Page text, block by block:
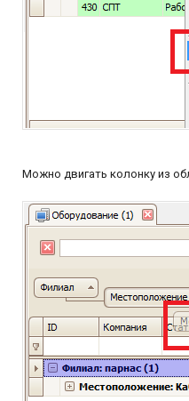
Можно двигать колонку из